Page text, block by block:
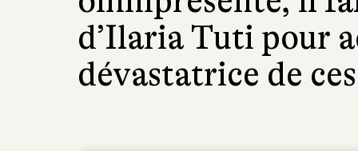
d’Ilaria Tuti pour
dévastatrice de